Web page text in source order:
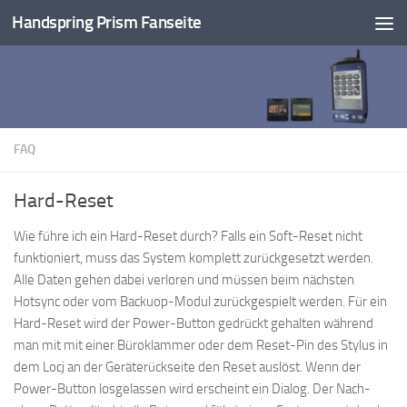
Unter dem Inhalt
Handspring Prism Fanseite
FAQ
Hard-Reset
Wie führe ich ein Hard-Reset durch? Falls ein Soft-Reset nicht
funktioniert, muss das System komplett zurückgesetzt werden.
Alle Daten gehen dabei verloren und müssen beim nächsten
Hotsync oder vom Backuop-Modul zurückgespielt werden. Für ein
Hard-Reset wird der Power-Button gedrückt gehalten während
man mit mit einer Büroklammer oder dem Reset-Pin des Stylus in
dem Locj an der Geräterückseite den Reset auslöst. Wenn der
Power-Button losgelassen wird erscheint ein Dialog. Der Nach-